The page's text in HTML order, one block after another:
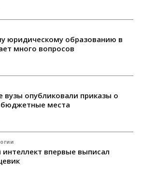
юридическому образованию в
много вопросов
вузы опубликовали приказы о
бюджетные места
интеллект впервые выписал